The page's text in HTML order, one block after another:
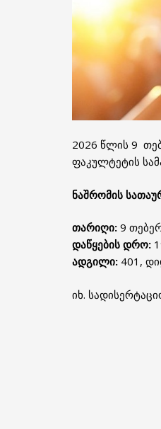
2026 წლის 9
ფაკულტეტის
ნაშრომის
თარიღი: 9
დაწყების დრო:
ადგილი: 401,
იხ.